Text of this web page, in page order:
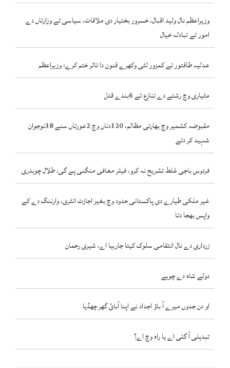
وزیراعظم نال ولید اقبال، خسرور بختیار دی ملاقات، سیاسی تے وزارتاں دے
امور تے تبادلہ خیال
عدلیہ طاقتور تے کمزور لئی وکھرے قنون دا تاثر ختم کرے: وزیراعظم
مٹیاری وچ رشتے دے تنازع تے 6بندے قتل
مقبوضہ کشمیر وچ بھارتی مظالم، 120دناں وچ 2عورتاں سنے 38نوجوان
شہید کر دتے
فردوس باجی غلط تشریح نہ کرو، فیئر معافی منگنی پے گی، طلال چوہدری
غیر ملکی طیارے دی پاکستانی حدود وچ بغیر اجازت انٹری، وارننگ دے کے
واپس بھجا دتا
زرداری دے نال انتقامی سلوک کیتا جارہیا اے، شیری رحمان
دولے شاہ دے چوہے
او دن جدوں میرے آ باؤ اجداد نے اپنا آبائ گھر چھڈیا
تبدیلی آ گئی اے یا راہ وچ اے؟